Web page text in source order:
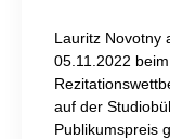
Lauritz Novotny
05.11.2022
auf der
Publikumspreis